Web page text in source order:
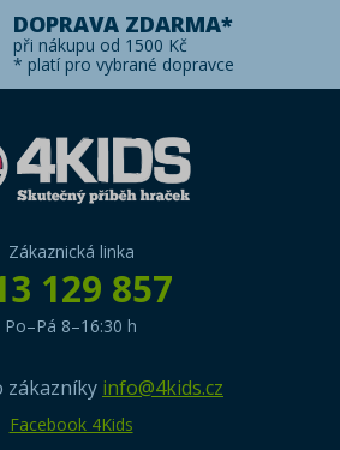
DOPRAVA ZDARMA*
při nákupu od 1500 Kč
* platí pro vybrané dopravce
Zákaznická linka
129 857
Po–Pá 8–16:30 h
zákazníky info@4kids.cz
Facebook 4Kids